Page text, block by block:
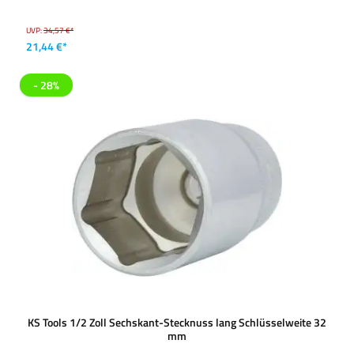
UVP:34,57 €*
21,44 €*
- 28%
KS Tools 1/2 Zoll Sechskant-Stecknuss lang Schlüsselweite 32
mm